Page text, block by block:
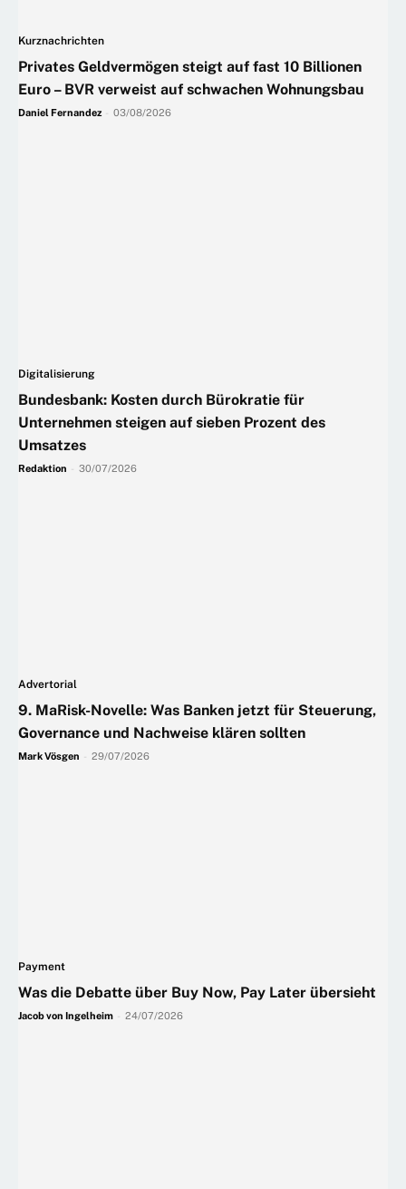
Kurznachrichten
Privates Geldvermögen steigt auf fast 10 Billionen
Euro – BVR verweist auf schwachen Wohnungsbau
Daniel Fernandez 03/08/2026
Digitalisierung
Bundesbank: Kosten durch Bürokratie für
Unternehmen steigen auf sieben Prozent des
Umsatzes
Redaktion 30/07/2026
Advertorial
9. MaRisk-Novelle: Was Banken jetzt für Steuerung,
Governance und Nachweise klären sollten
Mark Vösgen 29/07/2026
Payment
Was die Debatte über Buy Now, Pay Later übersieht
Jacob von Ingelheim 24/07/2026